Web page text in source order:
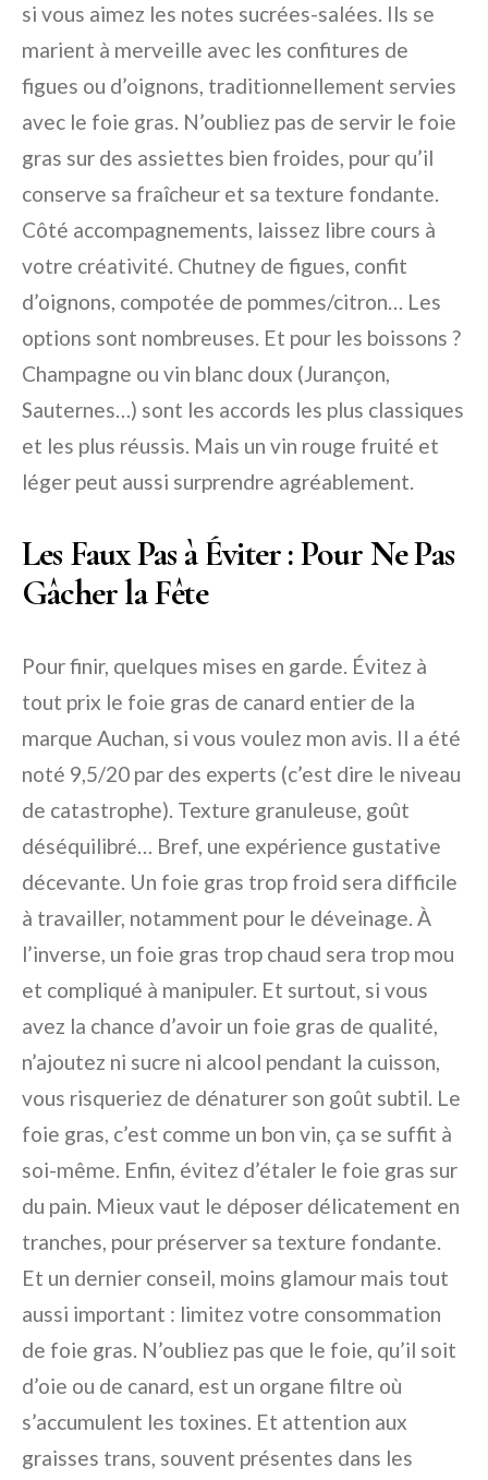
si vous aimez les notes sucrées-salées. Ils se
marient à merveille avec les confitures de
figues ou d’oignons, traditionnellement servies
avec le foie gras. N’oubliez pas de servir le foie
gras sur des assiettes bien froides, pour qu’il
conserve sa fraîcheur et sa texture fondante.
Côté accompagnements, laissez libre cours à
votre créativité. Chutney de figues, confit
d’oignons, compotée de pommes/citron… Les
options sont nombreuses. Et pour les boissons ?
Champagne ou vin blanc doux (Jurançon,
Sauternes…) sont les accords les plus classiques
et les plus réussis. Mais un vin rouge fruité et
léger peut aussi surprendre agréablement.
Les Faux Pas à Éviter : Pour Ne Pas
Gâcher la Fête
Pour finir, quelques mises en garde. Évitez à
tout prix le foie gras de canard entier de la
marque Auchan, si vous voulez mon avis. Il a été
noté 9,5/20 par des experts (c’est dire le niveau
de catastrophe). Texture granuleuse, goût
déséquilibré… Bref, une expérience gustative
décevante. Un foie gras trop froid sera difficile
à travailler, notamment pour le déveinage. À
l’inverse, un foie gras trop chaud sera trop mou
et compliqué à manipuler. Et surtout, si vous
avez la chance d’avoir un foie gras de qualité,
n’ajoutez ni sucre ni alcool pendant la cuisson,
vous risqueriez de dénaturer son goût subtil. Le
foie gras, c’est comme un bon vin, ça se suffit à
soi-même. Enfin, évitez d’étaler le foie gras sur
du pain. Mieux vaut le déposer délicatement en
tranches, pour préserver sa texture fondante.
Et un dernier conseil, moins glamour mais tout
aussi important : limitez votre consommation
de foie gras. N’oubliez pas que le foie, qu’il soit
d’oie ou de canard, est un organe filtre où
s’accumulent les toxines. Et attention aux
graisses trans, souvent présentes dans les